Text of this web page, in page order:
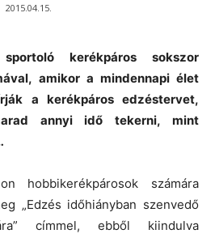
2015.04.15.
kerékpáros sokszor
amikor a mindennapi élet
a kerékpáros edzéstervet,
annyi idő tekerni, mint
hobbikerékpárosok számára
„Edzés időhiányban szenvedő
címmel, ebből kiindulva